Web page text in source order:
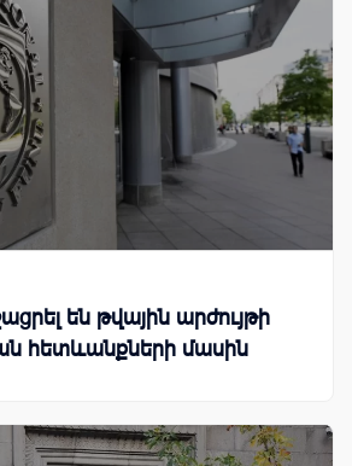
են թվային արժույթի
հետևանքների մասին